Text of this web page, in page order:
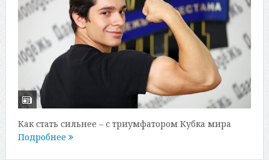
Как стать сильнее – с триумфатором Кубка мира
Подробнее